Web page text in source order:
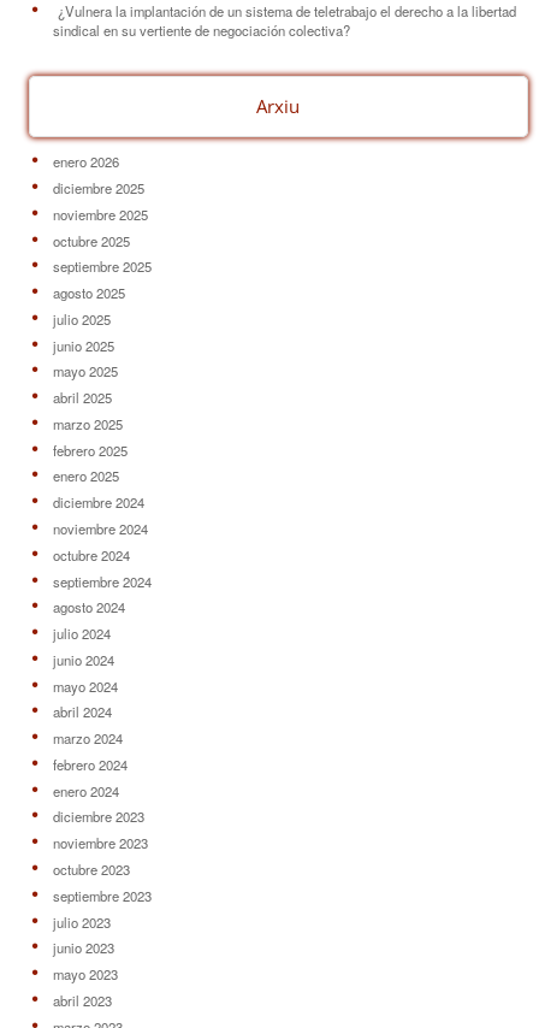
¿Vulnera la implantación de un sistema de teletrabajo el derecho a la libertad
sindical en su vertiente de negociación colectiva?
Arxiu
enero 2026
diciembre 2025
noviembre 2025
octubre 2025
septiembre 2025
agosto 2025
julio 2025
junio 2025
mayo 2025
abril 2025
marzo 2025
febrero 2025
enero 2025
diciembre 2024
noviembre 2024
octubre 2024
septiembre 2024
agosto 2024
julio 2024
junio 2024
mayo 2024
abril 2024
marzo 2024
febrero 2024
enero 2024
diciembre 2023
noviembre 2023
octubre 2023
septiembre 2023
julio 2023
junio 2023
mayo 2023
abril 2023